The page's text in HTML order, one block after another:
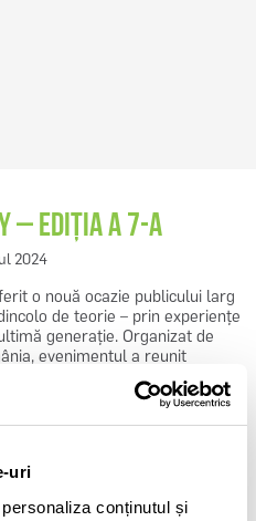
uri
conținutul și
– ediția a 7-a
2024
o nouă ocazie publicului larg
de teorie – prin experiențe
generație. Organizat de
evenimentul a reunit
parteneri din industrie și
și interactiv.
Participanții au avut șansa
de carieră oferă